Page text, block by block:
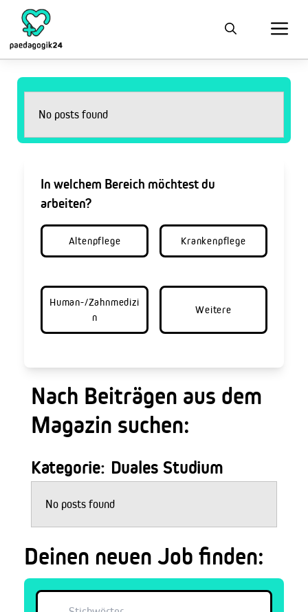
No posts found
In welchem Bereich möchtest du
arbeiten?
Altenpflege Krankenpflege
Human-/Zahnmedizi
n
Weitere
Nach Beiträgen aus dem
Magazin suchen:
Kategorie: Duales Studium
No posts found
Deinen neuen Job finden: